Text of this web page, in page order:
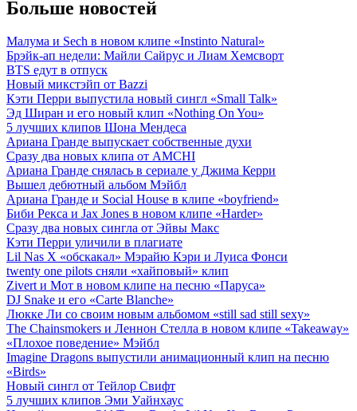
Больше новостей
Малума и Sech в новом клипе «Instinto Natural»
Брэйк-ап недели: Майли Сайрус и Лиам Хемсворт
BTS едут в отпуск
Новый микстэйп от Bazzi
Кэти Перри выпустила новый сингл «Small Talk»
Эд Ширан и его новый клип «Nothing On You»
5 лучших клипов Шона Мендеса
Ариана Гранде выпускает собственные духи
Сразу два новых клипа от AMCHI
Ариана Гранде снялась в сериале у Джима Керри
Вышел дебютный альбом Мэйбл
Ариана Гранде и Social House в клипе «boyfriend»
Биби Рекса и Jax Jones в новом клипе «Harder»
Сразу два новых сингла от Эйвы Макс
Кэти Перри уличили в плагиате
Lil Nas X «обскакал» Мэрайю Кэри и Луиса Фонси
twenty one pilots сняли «хайповый» клип
Zivert и Мот в новом клипе на песню «Паруса»
DJ Snake и его «Carte Blanche»
Люкке Ли со своим новым альбомом «still sad still sexy»
The Chainsmokers и Леннон Стелла в новом клипе «Takeaway»
«Плохое поведение» Мэйбл
Imagine Dragons выпустили анимационный клип на песню
«Birds»
Новый сингл от Тейлор Свифт
5 лучших клипов Эми Уайнхаус